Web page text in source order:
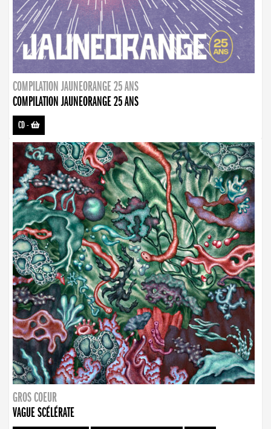
COMPILATION JAUNEORANGE 25 ANS
COMPILATION JAUNEORANGE 25 ANS
CD-
GROS COEUR
VAGUE SCÉLÉRATE